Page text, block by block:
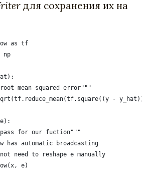
для сохранения их на
as tf
np
mean squared error"""
-
for our fuction"""
has automatic broadcasting
need to reshape e manually
e)